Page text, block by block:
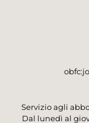
Servizio agli
Dal lunedì al